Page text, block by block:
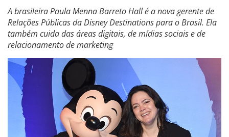
A brasileira Paula Menna Barreto Hall é a nova gerente de
Relações Públicas da Disney Destinations para o Brasil. Ela
também cuida das áreas digitais, de mídias sociais e de
relacionamento de marketing